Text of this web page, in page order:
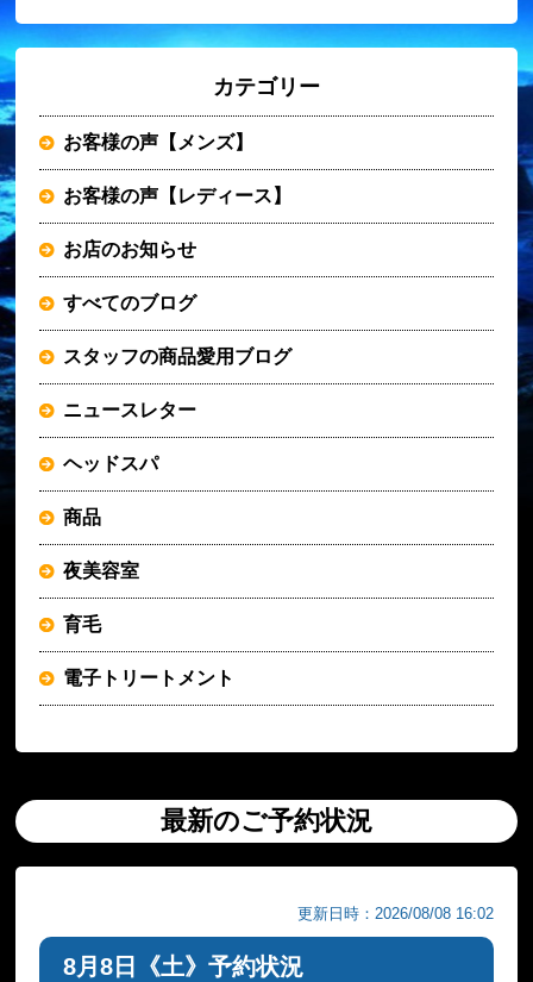
カテゴリー
お客様の声【メンズ】
お客様の声【レディース】
お店のお知らせ
すべてのブログ
スタッフの商品愛用ブログ
ニュースレター
ヘッドスパ
商品
夜美容室
育毛
電子トリートメント
最新のご予約状況
更新日時：2026/08/08 16:02
8月8日《土》予約状況